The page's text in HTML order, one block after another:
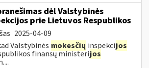
dėl Valstybinės
prie Lietuvos Respublikos
2025-04-09
Valstybinės mokesčių inspekcijos
finansų ministerijos